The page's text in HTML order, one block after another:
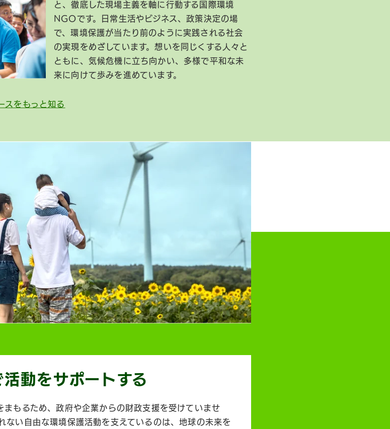
と、徹底した現場主義を軸に行動する国際環境
NGOです。日常生活やビジネス、政策決定の場
で、環境保護が当たり前のように実践される社会
の実現をめざしています。想いを同じくする人々と
ともに、気候危機に立ち向かい、多様で平和な未
来に向けて歩みを進めています。
スをもっと知る
活動をサポートする
まもるため、政府や企業からの財政支援を受けていませ
ない自由な環境保護活動を支えているのは、地球の未来を